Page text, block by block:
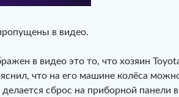
в видео.
в видео это то, что хозяин
что на его машине колёса
сброс на приборной панели в